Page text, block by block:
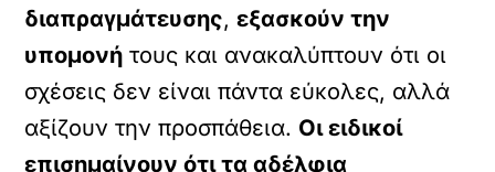
διαπραγμάτευσης,εξασκούν την
υπομονή τους και ανακαλύπτουν ότι οι
σχέσεις δεν είναι πάντα εύκολες, αλλά
αξίζουν την προσπάθεια. Οι ειδικοί
επισημαίνουν ότι τα αδέλφια